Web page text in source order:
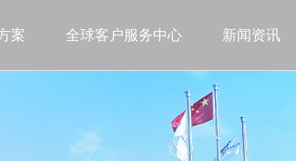
案 全球客户服务中心 新闻资讯